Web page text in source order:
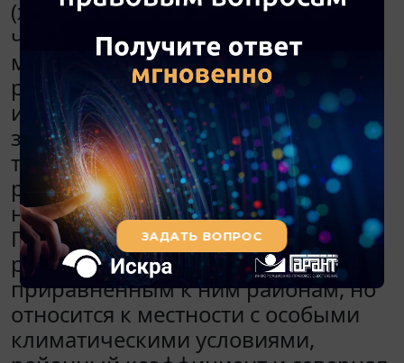
(женщинам) устанавливается 36-
часовая рабочая неделя, если
меньшая продолжительность
рабочей недели не предусмотрена
иными законами. При этом
заработная плата выплачивается в
том же размере, что и при полной
рабочей неделе". Работодатель
находится в городе Красноярске.
Город Красноярск не относится к
районам Крайнего Севера и
приравненным к ним районам, но
относится к местности с особыми
климатическими условиями,